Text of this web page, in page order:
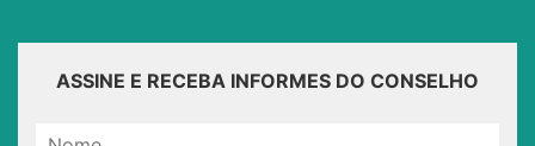
ASSINE E RECEBA INFORMES DO CONSELHO